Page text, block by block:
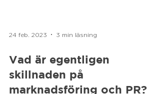
24 feb. 2023 3 min läsning
Vad är egentligen